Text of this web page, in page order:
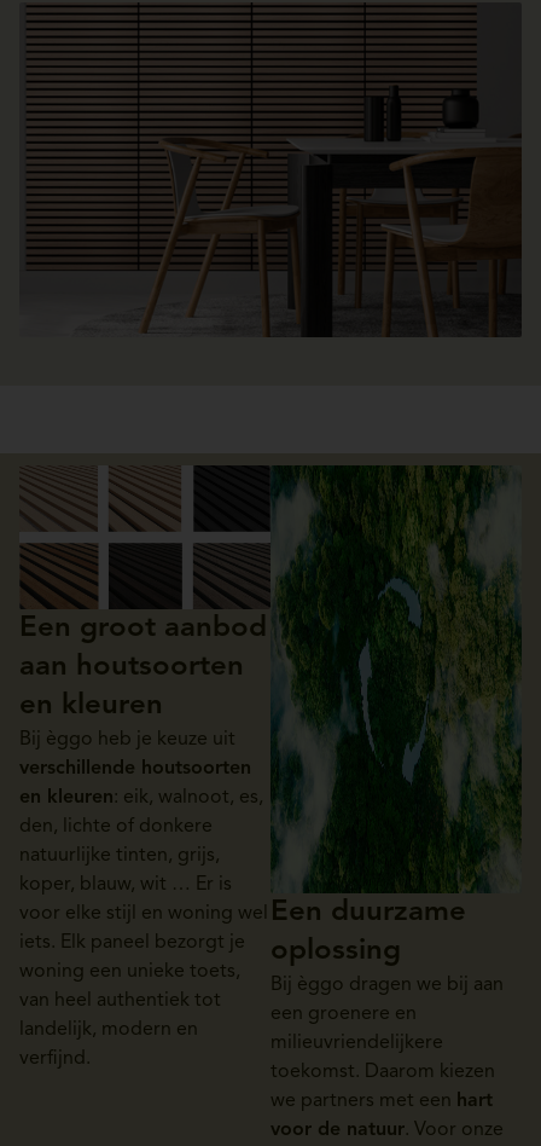
Een groot aanbod
aan houtsoorten
en kleuren
Bij èggo heb je keuze uit
verschillende houtsoorten
en kleuren: eik, walnoot, es,
den, lichte of donkere
natuurlijke tinten, grijs,
koper, blauw, wit … Er is
voor elke stijl en woning wel
iets. Elk paneel bezorgt je
woning een unieke toets,
van heel authentiek tot
landelijk, modern en
verfijnd.
Een duurzame
oplossing
Bij èggo dragen we bij aan
een groenere en
milieuvriendelijkere
toekomst. Daarom kiezen
we partners met een hart
voor de natuur. Voor onze